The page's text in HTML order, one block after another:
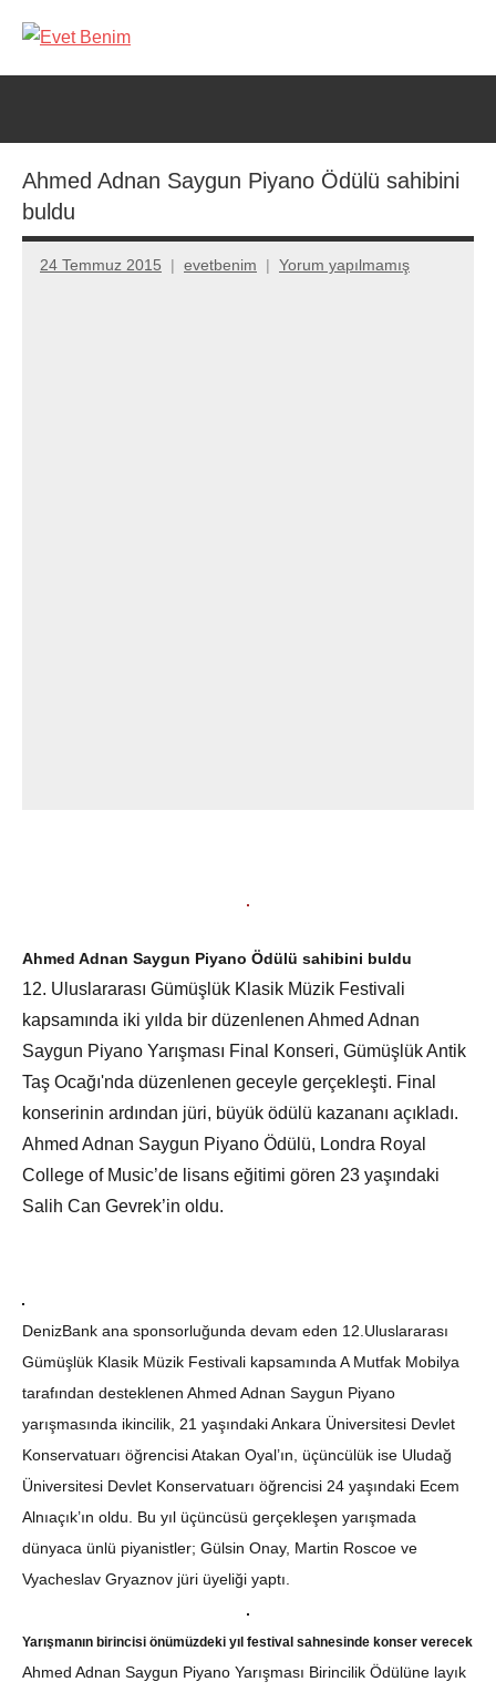
geç
Evet
Ahmed Adnan Saygun Piyano Ödülü sahibini
buldu
24 Temmuz 2015 evetbenim Yorum yapılmamış
Ahmed Adnan Saygun Piyano Ödülü sahibini buldu
12. Uluslararası Gümüşlük Klasik Müzik Festivali
kapsamında iki yılda bir düzenlenen Ahmed Adnan
Saygun Piyano Yarışması Final Konseri, Gümüşlük Antik
Taş Ocağı'nda düzenlenen geceyle gerçekleşti. Final
konserinin ardından jüri, büyük ödülü kazananı açıkladı.
Ahmed Adnan Saygun Piyano Ödülü, Londra Royal
College of Music’de lisans eğitimi gören 23 yaşındaki
Salih Can Gevrek’in oldu.
DenizBank ana sponsorluğunda devam eden 12.Uluslararası
Gümüşlük Klasik Müzik Festivali kapsamında A Mutfak Mobilya
tarafından desteklenen Ahmed Adnan Saygun Piyano
yarışmasında ikincilik, 21 yaşındaki Ankara Üniversitesi Devlet
Konservatuarı öğrencisi Atakan Oyal’ın, üçüncülük ise Uludağ
Üniversitesi Devlet Konservatuarı öğrencisi 24 yaşındaki Ecem
Alnıaçık’ın oldu. Bu yıl üçüncüsü gerçekleşen yarışmada
dünyaca ünlü piyanistler; Gülsin Onay, Martin Roscoe ve
Vyacheslav Gryaznov jüri üyeliği yaptı.
Yarışmanın birincisi önümüzdeki yıl festival sahnesinde konser verecek
Ahmed Adnan Saygun Piyano Yarışması Birincilik Ödülüne layık